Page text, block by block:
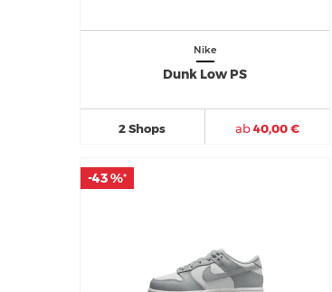
Nike
Dunk Low PS
2 Shops ab40,00 €
-43 %*
-43 %*